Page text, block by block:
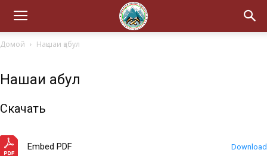
Домой Нақшаи қабул
Нақшаи қабул
Скачать
Embed PDF Download